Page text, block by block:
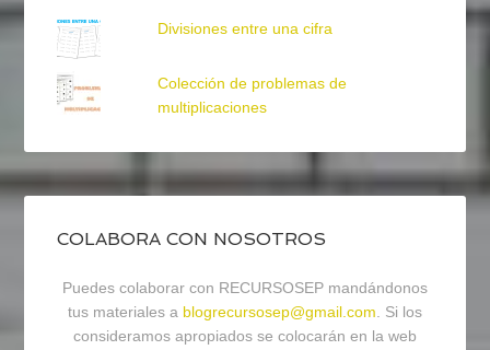
Divisiones entre una cifra
Colección de problemas de
multiplicaciones
COLABORA CON NOSOTROS
Puedes colaborar con RECURSOSEP mandándonos
tus materiales a blogrecursosep@gmail.com. Si los
consideramos apropiados se colocarán en la web